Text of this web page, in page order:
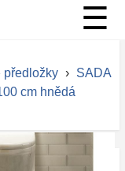
☰
předložky › SADA
cm hnědá